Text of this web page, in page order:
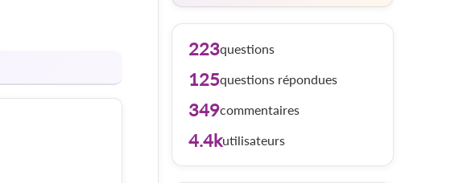
223questions
125questions répondues
349commentaires
4.4kutilisateurs